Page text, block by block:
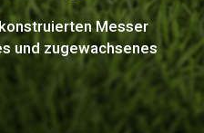
Messer
und zugewachsenes